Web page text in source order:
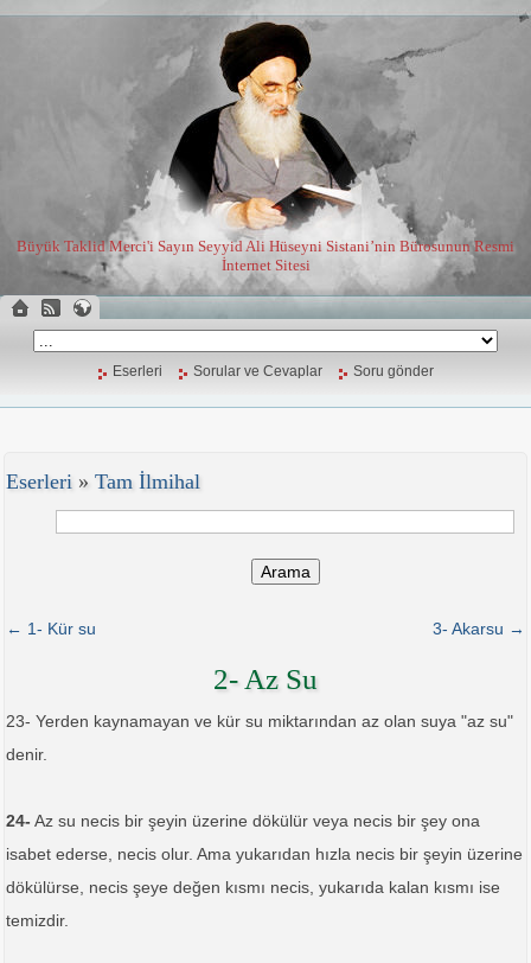
Büyük Taklid Merci'i Sayın Seyyid Ali Hüseyni Sistani’nin Bürosunun Resmi
İnternet Sitesi
Eserleri Sorular ve Cevaplar Soru gönder
Eserleri » Tam İlmihal
Arama
3- Akarsu →
← 1- Kür su
2- Az Su
23- Yerden kaynamayan ve kür su miktarından az olan suya "az su"
denir.
24- Az su necis bir şeyin üzerine dökülür veya necis bir şey ona
isabet ederse, necis olur. Ama yukarıdan hızla necis bir şeyin üzerine
dökülürse, necis şeye değen kısmı necis, yukarıda kalan kısmı ise
temizdir.